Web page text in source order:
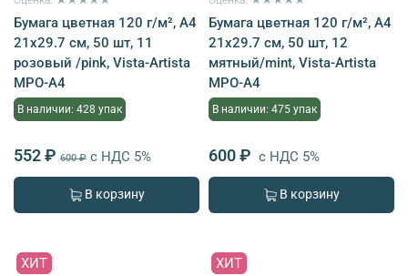
Бумага цветная 120 г/м², A4
21х29.7 см, 50 шт, 11
розовый /pink, Vista-Artista
MPO-A4
В наличии: 428 упак
552 ₽ 600 ₽ с НДС 5%
В корзину
Бумага цветная 120 г/м², A4
21х29.7 см, 50 шт, 12
мятный/mint, Vista-Artista
MPO-A4
В наличии: 475 упак
600 ₽ с НДС 5%
В корзину
ХИТ ХИТ